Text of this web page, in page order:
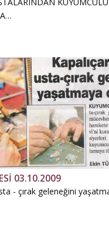
03.10.2009
- çırak geleneğini